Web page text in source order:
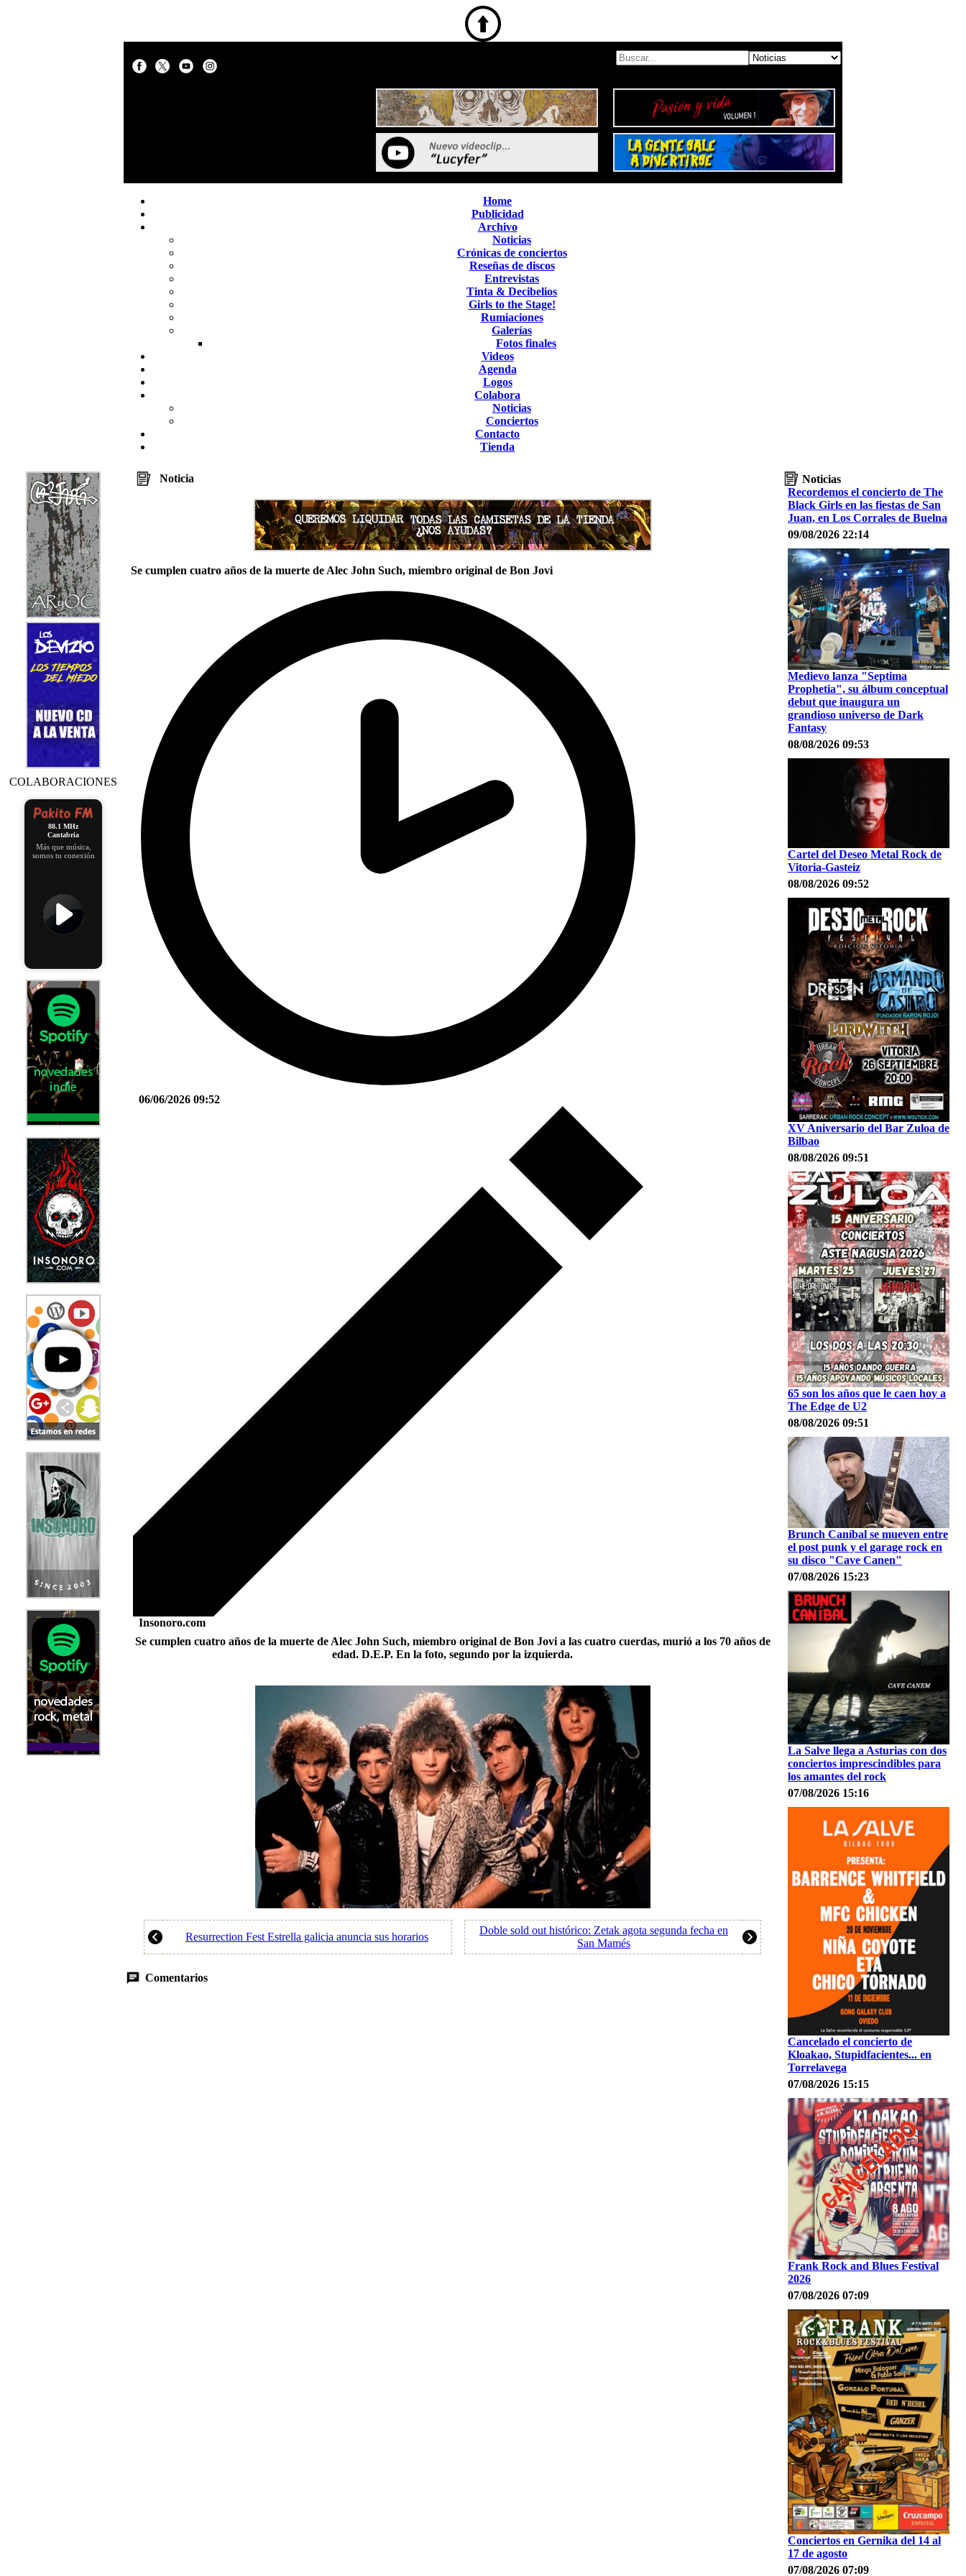
Home
Publicidad
Archivo
Noticias
Crónicas de conciertos
Reseñas de discos
Entrevistas
Tinta & Decibelios
Girls to the Stage!
Rumiaciones
Galerías
Fotos finales
Videos
Agenda
Logos
Colabora
Noticias
Conciertos
Contacto
Tienda
COLABORACIONES
88.1 MHz
Cantabria
Más que música,
somos tu conexión
Noticia
Se cumplen cuatro años de la muerte de Alec John Such, miembro original de Bon Jovi
06/06/2026 09:52
Insonoro.com
Se cumplen cuatro años de la muerte de Alec John Such, miembro original de Bon Jovi a las cuatro cuerdas, murió a los 70 años de
edad. D.E.P. En la foto, segundo por la izquierda.
Resurrection Fest Estrella galicia anuncia sus horarios
Doble sold out histórico: Zetak agota segunda fecha en
San Mamés
Comentarios
Noticias
Recordemos el concierto de The
Black Girls en las fiestas de San
Juan, en Los Corrales de Buelna
09/08/2026 22:14
Medievo lanza "Septima
Prophetia", su álbum conceptual
debut que inaugura un
grandioso universo de Dark
Fantasy
08/08/2026 09:53
Cartel del Deseo Metal Rock de
Vitoria-Gasteiz
08/08/2026 09:52
XV Aniversario del Bar Zuloa de
Bilbao
08/08/2026 09:51
65 son los años que le caen hoy a
The Edge de U2
08/08/2026 09:51
Brunch Caníbal se mueven entre
el post punk y el garage rock en
su disco "Cave Canen"
07/08/2026 15:23
La Salve llega a Asturias con dos
conciertos imprescindibles para
los amantes del rock
07/08/2026 15:16
Cancelado el concierto de
Kloakao, Stupidfacientes... en
Torrelavega
07/08/2026 15:15
Frank Rock and Blues Festival
2026
07/08/2026 07:09
Conciertos en Gernika del 14 al
17 de agosto
07/08/2026 07:09